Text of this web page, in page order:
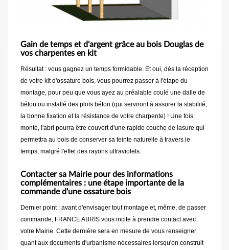
Gain de temps et d'argent grâce au bois Douglas de
vos charpentes en kit
Résultat : vous gagnez un temps formidable. Et oui, dès la réception
de votre kit d'ossature bois, vous pourrez passer à l'étape du
montage, pour peu que vous ayez au préalable coulé une dalle de
béton ou installé des plots béton (qui serviront à assurer la stabilité,
la bonne fixation et la résistance de votre charpente) ! Une fois
monté, l'abri pourra être couvert d'une rapide couche de lasure qui
permettra au bois de conserver sa teinte naturelle à travers le
temps, malgré l'effet des rayons ultraviolets.
Contacter sa Mairie pour des informations
complémentaires : une étape importante de la
commande d'une ossature bois
Dernier point : avant d'envisager tout montage et, même, de passer
commande, FRANCE ABRIS vous incite à prendre contact avec
votre Mairie. Cette dernière sera en mesure de vous renseigner
quant aux documents d'urbanisme nécessaires lorsqu'on construit